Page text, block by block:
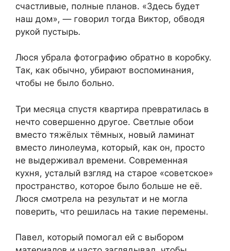
счастливые, полные планов. «Здесь будет
наш дом», — говорил тогда Виктор, обводя
рукой пустырь.
Люся убрала фотографию обратно в коробку.
Так, как обычно, убирают воспоминания,
чтобы не было больно.
Три месяца спустя квартира превратилась в
нечто совершенно другое. Светлые обои
вместо тяжёлых тёмных, новый ламинат
вместо линолеума, который, как он, просто
не выдерживал времени. Современная
кухня, усталый взгляд на старое «советское»
пространство, которое было больше не её.
Люся смотрела на результат и не могла
поверить, что решилась на такие перемены.
Павел, который помогал ей с выбором